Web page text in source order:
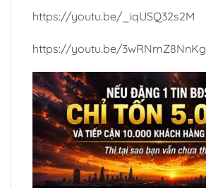
https://youtu.be/_iqUSQ32s2M
https://youtu.be/3wRNmZ8NnKg